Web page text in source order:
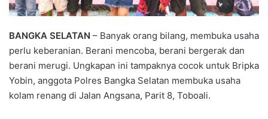
BANGKA SELATAN – Banyak orang bilang, membuka usaha
perlu keberanian. Berani mencoba, berani bergerak dan
berani merugi. Ungkapan ini tampaknya cocok untuk Bripka
Yobin, anggota Polres Bangka Selatan membuka usaha
kolam renang di Jalan Angsana, Parit 8, Toboali.